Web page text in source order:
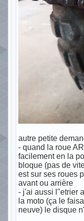
autre petite
- quand la roue
facilement en la
bloque (pas de
est sur ses roues
avant ou arrière
- j'ai aussi l"etrier
la moto (ça le
neuve) le disque